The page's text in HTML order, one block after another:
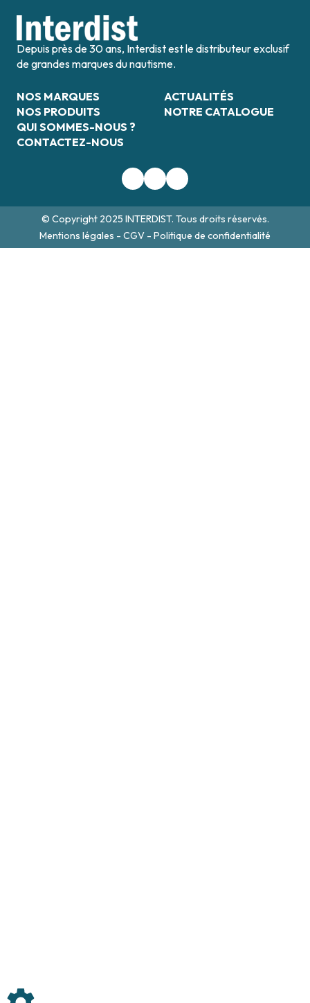
Depuis près de 30 ans, Interdist est le distributeur exclusif
de grandes marques du nautisme.
NOS MARQUES
NOS PRODUITS
QUI SOMMES-NOUS ?
CONTACTEZ-NOUS
ACTUALITÉS
NOTRE CATALOGUE
© Copyright 2025 INTERDIST. Tous droits réservés.
Mentions légales - CGV - Politique de confidentialité